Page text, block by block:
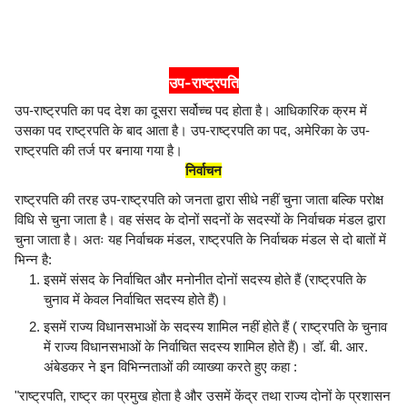
उप-राष्ट्रपति
उप-राष्ट्रपति का पद देश का दूसरा सर्वोच्च पद होता है। आधिकारिक क्रम में
उसका पद राष्ट्रपति के बाद आता है। उप-राष्ट्रपति का पद, अमेरिका के उप-
राष्ट्रपति की तर्ज पर बनाया गया है।
निर्वाचन
राष्ट्रपति की तरह उप-राष्ट्रपति को जनता द्वारा सीधे नहीं चुना जाता बल्कि परोक्ष
विधि से चुना जाता है। वह संसद के दोनों सदनों के सदस्यों के निर्वाचक मंडल द्वारा
चुना जाता है। अतः यह निर्वाचक मंडल, राष्ट्रपति के निर्वाचक मंडल से दो बातों में
भिन्न है:
इसमें संसद के निर्वाचित और मनोनीत दोनों सदस्य होते हैं (राष्ट्रपति के
चुनाव में केवल निर्वाचित सदस्य होते हैं)।
इसमें राज्य विधानसभाओं के सदस्य शामिल नहीं होते हैं ( राष्ट्रपति के चुनाव
में राज्य विधानसभाओं के निर्वाचित सदस्य शामिल होते हैं)। डॉ. बी. आर.
अंबेडकर ने इन विभिन्नताओं की व्याख्या करते हुए कहा :
"राष्ट्रपति, राष्ट्र का प्रमुख होता है और उसमें केंद्र तथा राज्य दोनों के प्रशासन